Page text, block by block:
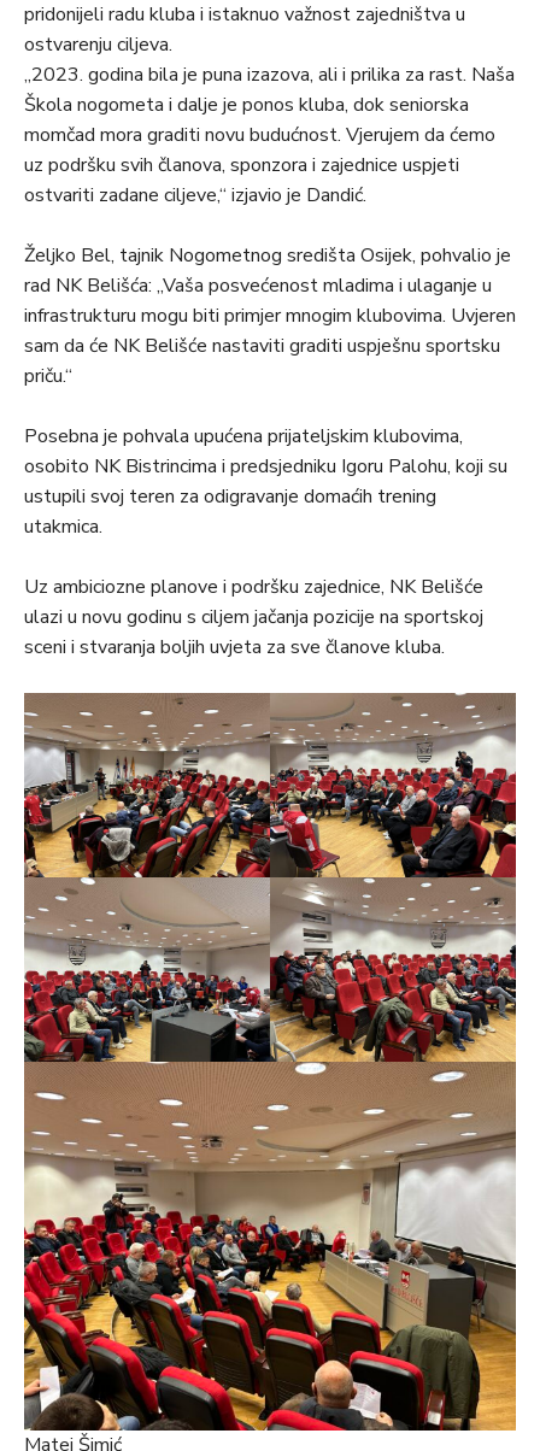
pridonijeli radu kluba i istaknuo važnost zajedništva u
ostvarenju ciljeva.
„2023. godina bila je puna izazova, ali i prilika za rast. Naša
Škola nogometa i dalje je ponos kluba, dok seniorska
momčad mora graditi novu budućnost. Vjerujem da ćemo
uz podršku svih članova, sponzora i zajednice uspjeti
ostvariti zadane ciljeve,“ izjavio je Dandić.
Željko Bel, tajnik Nogometnog središta Osijek, pohvalio je
rad NK Belišća: „Vaša posvećenost mladima i ulaganje u
infrastrukturu mogu biti primjer mnogim klubovima. Uvjeren
sam da će NK Belišće nastaviti graditi uspješnu sportsku
priču.“
Posebna je pohvala upućena prijateljskim klubovima,
osobito NK Bistrincima i predsjedniku Igoru Palohu, koji su
ustupili svoj teren za odigravanje domaćih trening
utakmica.
Uz ambiciozne planove i podršku zajednice, NK Belišće
ulazi u novu godinu s ciljem jačanja pozicije na sportskoj
sceni i stvaranja boljih uvjeta za sve članove kluba.
Matej Šimić